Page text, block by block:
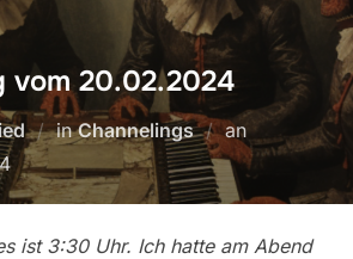
vom 20.02.2024
inChannelings an
am
ist 3:30 Uhr. Ich hatte am Abend